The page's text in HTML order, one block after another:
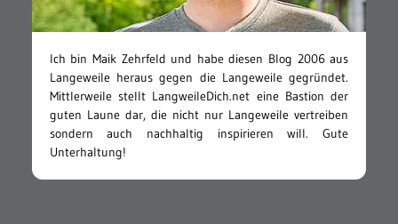
Ich bin Maik Zehrfeld und habe diesen Blog 2006 aus
Langeweile heraus gegen die Langeweile gegründet.
Mittlerweile stellt LangweileDich.net eine Bastion der
guten Laune dar, die nicht nur Langeweile vertreiben
sondern auch nachhaltig inspirieren will. Gute
Unterhaltung!